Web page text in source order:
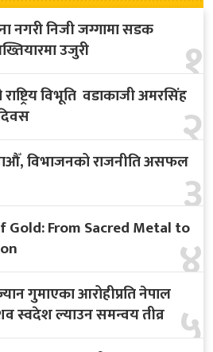
१
नगरी निजी जग्गामा सडक
उजुरी
२
विभूति वडाकाजी अमरसिंह
३
विभाजनको राजनीति असफल
४
Gold: From Sacred Metal to
५
गुमाएका आरोहीप्रति नेपाल
स्वदेश ल्याउन समन्वय तीव्र